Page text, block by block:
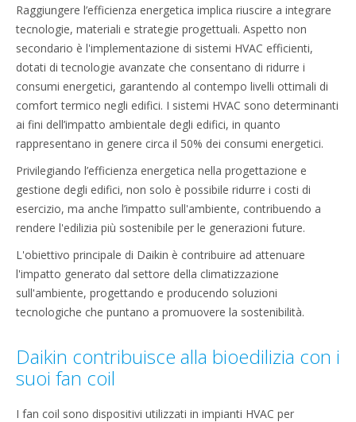
Raggiungere l’efficienza energetica implica riuscire a integrare
tecnologie, materiali e strategie progettuali. Aspetto non
secondario è l'implementazione di sistemi HVAC efficienti,
dotati di tecnologie avanzate che consentano di ridurre i
consumi energetici, garantendo al contempo livelli ottimali di
comfort termico negli edifici. I sistemi HVAC sono determinanti
ai fini dell’impatto ambientale degli edifici, in quanto
rappresentano in genere circa il 50% dei consumi energetici.
Privilegiando l’efficienza energetica nella progettazione e
gestione degli edifici, non solo è possibile ridurre i costi di
esercizio, ma anche l’impatto sull'ambiente, contribuendo a
rendere l'edilizia più sostenibile per le generazioni future.
L'obiettivo principale di Daikin è contribuire ad attenuare
l'impatto generato dal settore della climatizzazione
sull'ambiente, progettando e producendo soluzioni
tecnologiche che puntano a promuovere la sostenibilità.
Daikin contribuisce alla bioedilizia con i
suoi fan coil
I fan coil sono dispositivi utilizzati in impianti HVAC per